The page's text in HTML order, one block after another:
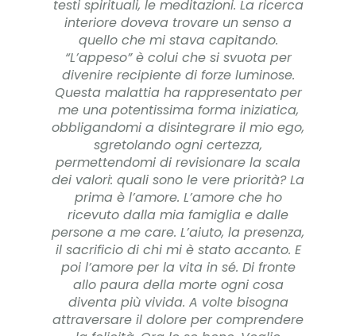
testi spirituali, le meditazioni. La ricerca
interiore doveva trovare un senso a
quello che mi stava capitando.
“L’appeso” è colui che si svuota per
divenire recipiente di forze luminose.
Questa malattia ha rappresentato per
me una potentissima forma iniziatica,
obbligandomi a disintegrare il mio ego,
sgretolando ogni certezza,
permettendomi di revisionare la scala
dei valori: quali sono le vere priorità? La
prima è l’amore. L’amore che ho
ricevuto dalla mia famiglia e dalle
persone a me care. L’aiuto, la presenza,
il sacrificio di chi mi è stato accanto. E
poi l’amore per la vita in sé. Di fronte
allo paura della morte ogni cosa
diventa più vivida. A volte bisogna
attraversare il dolore per comprendere